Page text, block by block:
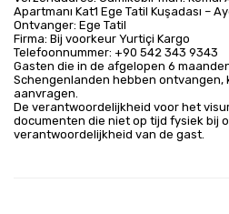
Apartmanı Kat1 Ege Tatil Kuşadası –
Ontvanger: Ege Tatil
Firma: Bij voorkeur Yurtiçi Kargo
Telefoonnummer: +90 542 343 9343
Gasten die in de afgelopen 6
Schengenlanden hebben ontvangen,
aanvragen.
De verantwoordelijkheid voor het
documenten die niet op tijd fysiek bij
verantwoordelijkheid van de gast.